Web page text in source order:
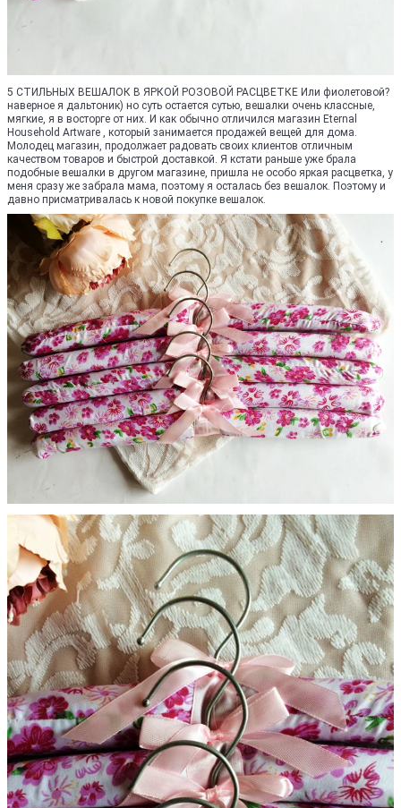
5 СТИЛЬНЫХ ВЕШАЛОК В ЯРКОЙ РОЗОВОЙ РАСЦВЕТКЕ Или фиолетовой?
наверное я дальтоник) но суть остается сутью, вешалки очень классные,
мягкие, я в восторге от них. И как обычно отличился магазин Eternal
Household Artware , который занимается продажей вещей для дома.
Молодец магазин, продолжает радовать своих клиентов отличным
качеством товаров и быстрой доставкой. Я кстати раньше уже брала
подобные вешалки в другом магазине, пришла не особо яркая расцветка, у
меня сразу же забрала мама, поэтому я осталась без вешалок. Поэтому и
давно присматривалась к новой покупке вешалок.